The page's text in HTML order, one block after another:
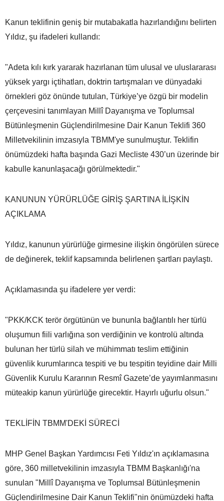
Kanun teklifinin geniş bir mutabakatla hazırlandığını belirten
Yıldız, şu ifadeleri kullandı:
"Adeta kılı kırk yararak hazırlanan tüm ulusal ve uluslararası
yüksek yargı içtihatları, doktrin tartışmaları ve dünyadaki
örnekleri göz önünde tutulan, Türkiye’ye özgü bir modelin
çerçevesini tanımlayan Millî Dayanışma ve Toplumsal
Bütünleşmenin Güçlendirilmesine Dair Kanun Teklifi 360
Milletvekilinin imzasıyla TBMM'ye sunulmuştur. Teklifin
önümüzdeki hafta başında Gazi Mecliste 430’un üzerinde bir
kabulle kanunlaşacağı görülmektedir."
KANUNUN YÜRÜRLÜĞE GİRİŞ ŞARTINA İLİŞKİN
AÇIKLAMA
Yıldız, kanunun yürürlüğe girmesine ilişkin öngörülen sürece
de değinerek, teklif kapsamında belirlenen şartları paylaştı.
Açıklamasında şu ifadelere yer verdi:
"PKK/KCK terör örgütünün ve bununla bağlantılı her türlü
oluşumun fiili varlığına son verdiğinin ve kontrolü altında
bulunan her türlü silah ve mühimmatı teslim ettiğinin
güvenlik kurumlarınca tespiti ve bu tespitin teyidine dair Milli
Güvenlik Kurulu Kararının Resmî Gazete’de yayımlanmasını
müteakip kanun yürürlüğe girecektir. Hayırlı uğurlu olsun."
TEKLİFİN TBMM'DEKİ SÜRECİ
MHP Genel Başkan Yardımcısı Feti Yıldız'ın açıklamasına
göre, 360 milletvekilinin imzasıyla TBMM Başkanlığı'na
sunulan "Millî Dayanışma ve Toplumsal Bütünleşmenin
Güçlendirilmesine Dair Kanun Teklifi"nin önümüzdeki hafta